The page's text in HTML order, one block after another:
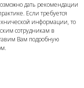
дать рекомендации
Если требуется
информации, то
сотрудникам в
Вам подробную